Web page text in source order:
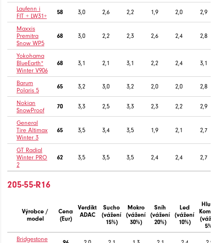
Laufenn i
FIT + LW31+
58 3,0 2,6 2,2 1,9 2,0 2,9
Maxxis
Premitra
Snow WP5
68 3,0 2,2 2,3 2,6 2,4 2,8
Yokohama
BlueEarth*
Winter V906
68 3,1 2,1 3,1 2,2 2,4 3,1
Barum
Polaris 5
65 3,2 3,0 3,2 2,0 2,0 2,8
Nokian
SnowProof
70 3,3 2,5 3,3 2,3 2,2 2,9
General
Tire Altimax
Winter 3
65 3,5 3,4 3,5 1,9 2,1 2,7
GT Radial
Winter PRO
2
62 3,5 3,5 3,5 2,4 2,4 2,7
205-55-R16
Výrobce /
model
Cena
(Eur)
Verdikt
ADAC
Sucho
(vážení
15%)
Mokro
(vážení
30%)
Sníh
(vážení
20%)
Led
(vážení
10%)
Hluk /
5%)
Bridgestone